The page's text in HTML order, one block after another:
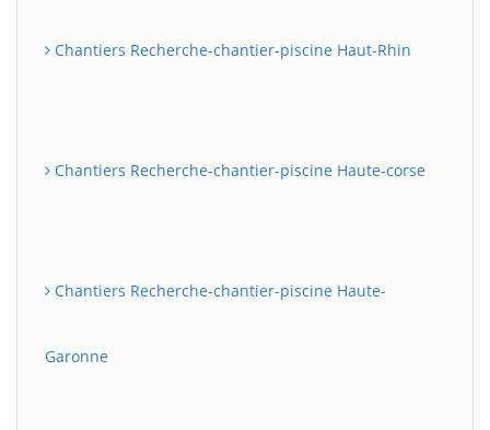
Chantiers Recherche-chantier-piscine Haut-Rhin
Chantiers Recherche-chantier-piscine Haute-corse
Chantiers Recherche-chantier-piscine Haute-
Garonne